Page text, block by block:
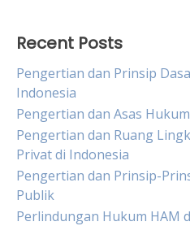
Recent Posts
Pengertian dan Prinsip
Indonesia
Pengertian dan Asas
Pengertian dan Ruang
Privat di Indonesia
Pengertian dan Prinsip-
Publik
Perlindungan Hukum HAM